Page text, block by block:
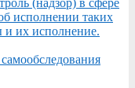
(надзор) в сфере
исполнении таких
и их исполнение.